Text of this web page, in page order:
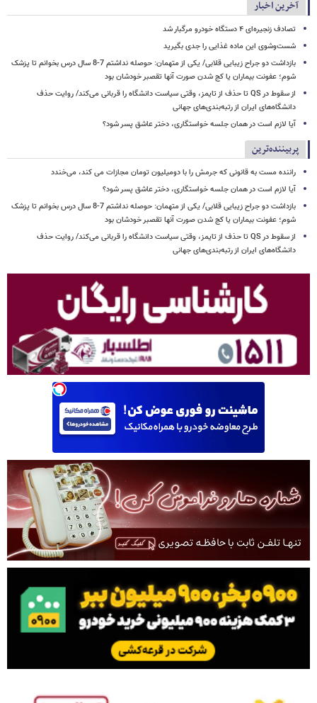
آخرین اخبار
تصادف زنجیره‌ای ۴ دستگاه خودرو مرگبار شد
شست‌وشوی این ماده غذایی را جدی بگیرید
بازداشت دو جراح زیبایی قلابی/ یکی از متهمان: حوصله نداشتم 7-8 سال درس بخوانم تا پزشک
شوم؛ عفونت بیماران یا کج شدن صورت آنها تقصبر خودشان بود
از سقوط در QS تا حذف از تایمز، وقتی سیاست دانشگاه را قربانی می‌کند/ روایت حذف
دانشگاه‌های ایران از رتبه‌بندی‌های جهانی
آیا لازم است در همان جلسه خواستگاری، دختر عاشق پسر شود؟
پربیننده‌ترین
راننده مست به قانونی که جرمش را با دومیلیون تومان مجازات می کند، می‌خندد
آیا لازم است در همان جلسه خواستگاری، دختر عاشق پسر شود؟
بازداشت دو جراح زیبایی قلابی/ یکی از متهمان: حوصله نداشتم 7-8 سال درس بخوانم تا پزشک
شوم؛ عفونت بیماران یا کج شدن صورت آنها تقصبر خودشان بود
از سقوط در QS تا حذف از تایمز، وقتی سیاست دانشگاه را قربانی می‌کند/ روایت حذف
دانشگاه‌های ایران از رتبه‌بندی‌های جهانی